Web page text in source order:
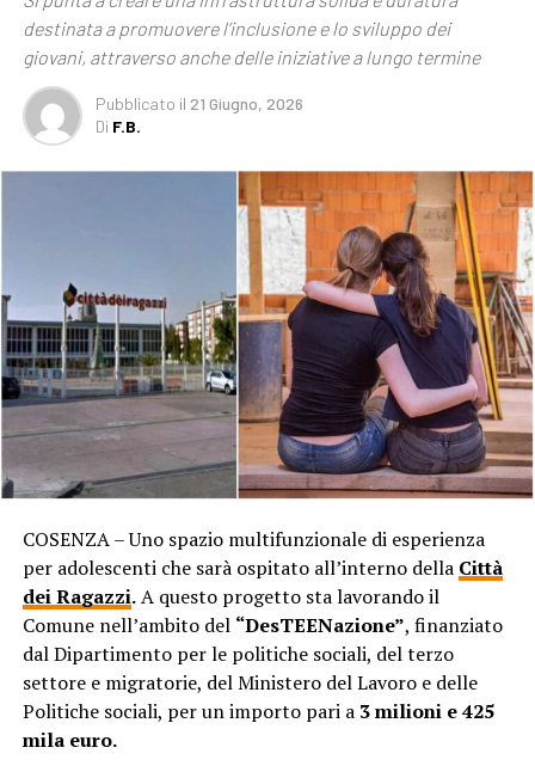
destinata a promuovere l’inclusione e lo sviluppo dei
giovani, attraverso anche delle iniziative a lungo termine
Pubblicato il 21 Giugno, 2026
Di F.B.
COSENZA – Uno spazio multifunzionale di esperienza
per adolescenti che sarà ospitato all’interno della Città
dei Ragazzi.A questo progetto sta lavorando il
Comune nell’ambito del “DesTEENazione”, finanziato
dal Dipartimento per le politiche sociali, del terzo
settore e migratorie, del Ministero del Lavoro e delle
Politiche sociali, per un importo pari a 3 milioni e 425
mila euro.